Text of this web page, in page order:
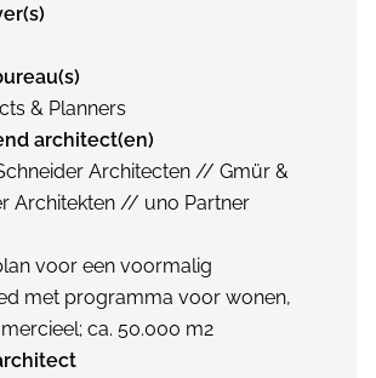
& Planners
architect(en)
Architecten // Gmür &
Architekten // uno Partner
voor een voormalig
met programma voor wonen,
ca. 50.000 m2